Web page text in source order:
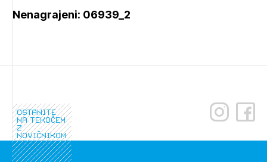
Nenagrajeni: 06939_2
ostanite
na tekočem
z
novičnikom